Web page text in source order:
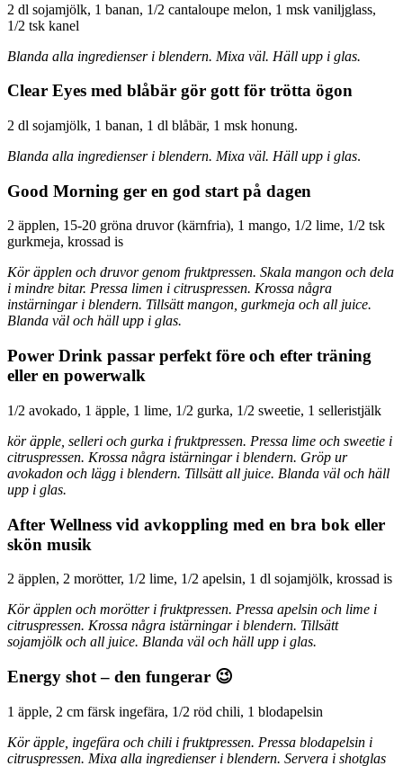
2 dl sojamjölk, 1 banan, 1/2 cantaloupe melon, 1 msk vaniljglass,
1/2 tsk kanel
Blanda alla ingredienser i blendern. Mixa väl. Häll upp i glas.
Clear Eyes med blåbär gör gott för trötta ögon
2 dl sojamjölk, 1 banan, 1 dl blåbär, 1 msk honung.
Blanda alla ingredienser i blendern. Mixa väl. Häll upp i glas.
Good Morning ger en god start på dagen
2 äpplen, 15-20 gröna druvor (kärnfria), 1 mango, 1/2 lime, 1/2 tsk
gurkmeja, krossad is
Kör äpplen och druvor genom fruktpressen. Skala mangon och dela
i mindre bitar. Pressa limen i citruspressen. Krossa några
instärningar i blendern. Tillsätt mangon, gurkmeja och all juice.
Blanda väl och häll upp i glas.
Power Drink passar perfekt före och efter träning
eller en powerwalk
1/2 avokado, 1 äpple, 1 lime, 1/2 gurka, 1/2 sweetie, 1 selleristjälk
kör äpple, selleri och gurka i fruktpressen. Pressa lime och sweetie i
citruspressen. Krossa några istärningar i blendern. Gröp ur
avokadon och lägg i blendern. Tillsätt all juice. Blanda väl och häll
upp i glas.
After Wellness vid avkoppling med en bra bok eller
skön musik
2 äpplen, 2 morötter, 1/2 lime, 1/2 apelsin, 1 dl sojamjölk, krossad is
Kör äpplen och morötter i fruktpressen. Pressa apelsin och lime i
citruspressen. Krossa några istärningar i blendern. Tillsätt
sojamjölk och all juice. Blanda väl och häll upp i glas.
Energy shot – den fungerar 😉
1 äpple, 2 cm färsk ingefära, 1/2 röd chili, 1 blodapelsin
Kör äpple, ingefära och chili i fruktpressen. Pressa blodapelsin i
citruspressen. Mixa alla ingredienser i blendern. Servera i shotglas